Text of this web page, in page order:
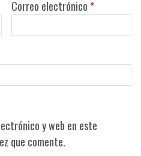
Correo electrónico *
y web en este
que comente.